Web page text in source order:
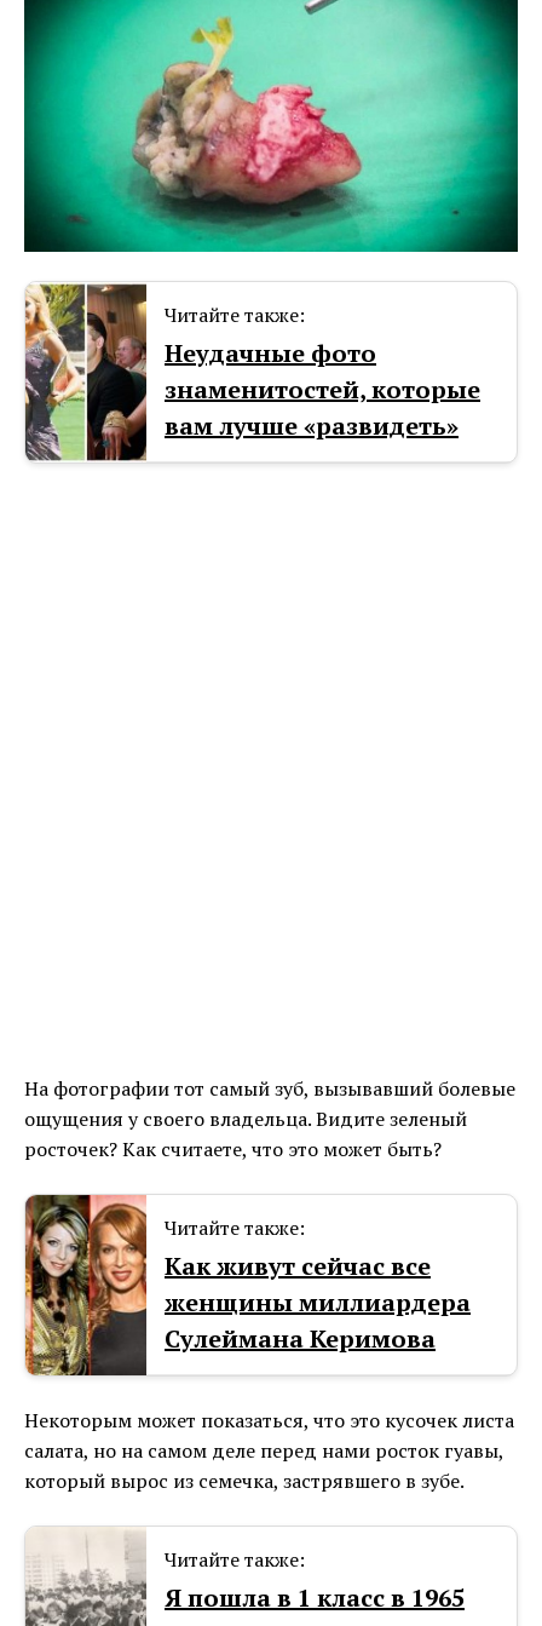
Читайте также:
Неудачные фото
знаменитостей, которые
вам лучше «развидеть»
На фотографии тот самый зуб, вызывавший болевые
ощущения у своего владельца. Видите зеленый
росточек? Как считаете, что это может быть?
Читайте также:
Как живут сейчас все
женщины миллиардера
Сулеймана Керимова
Некоторым может показаться, что это кусочек листа
салата, но на самом деле перед нами росток гуавы,
который вырос из семечка, застрявшего в зубе.
Читайте также:
Я пошла в 1 класс в 1965